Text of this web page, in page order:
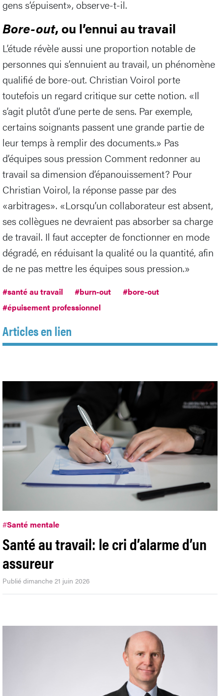
gens s’épuisent», observe-t-il.
Bore-out, ou l’ennui au travail
L’étude révèle aussi une proportion notable de
personnes qui s’ennuient au travail, un phénomène
qualifié de bore-out. Christian Voirol porte
toutefois un regard critique sur cette notion. «Il
s’agit plutôt d’une perte de sens. Par exemple,
certains soignants passent une grande partie de
leur temps à remplir des documents.» Pas
d’équipes sous pression Comment redonner au
travail sa dimension d’épanouissement? Pour
Christian Voirol, la réponse passe par des
«arbitrages». «Lorsqu’un collaborateur est absent,
ses collègues ne devraient pas absorber sa charge
de travail. Il faut accepter de fonctionner en mode
dégradé, en réduisant la qualité ou la quantité, afin
de ne pas mettre les équipes sous pression.»
#santé au travail #burn-out
#bore-out
#épuisement professionnel
Articles en lien
#Santé mentale
Santé au travail: le cri d’alarme d’un
assureur
Publié dimanche 21 juin 2026